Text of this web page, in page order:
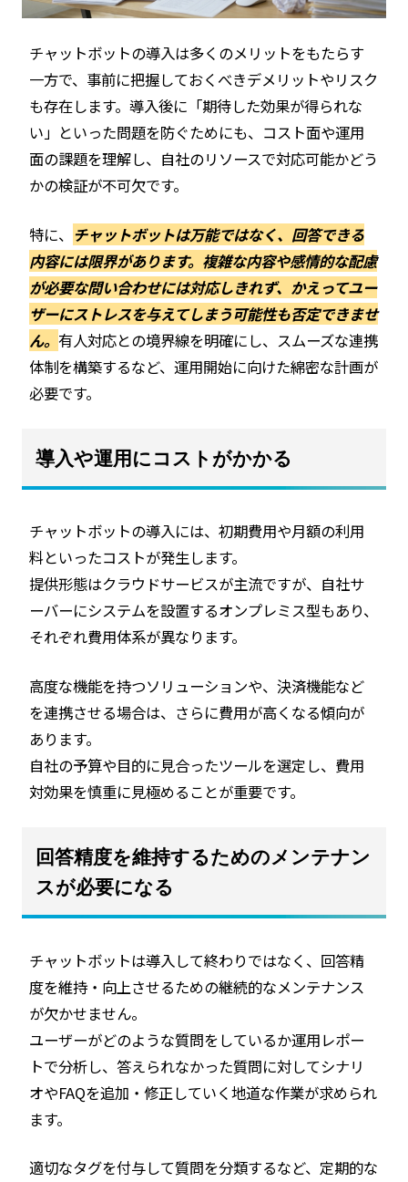
チャットボットの導入は多くのメリットをもたらす
一方で、事前に把握しておくべきデメリットやリスク
も存在します。導入後に「期待した効果が得られな
い」といった問題を防ぐためにも、コスト面や運用
面の課題を理解し、自社のリソースで対応可能かどう
かの検証が不可欠です。
特に、 チャットボットは万能ではなく、回答できる
内容には限界があります。複雑な内容や感情的な配慮
が必要な問い合わせには対応しきれず、かえってユー
ザーにストレスを与えてしまう可能性も否定できませ
ん。有人対応との境界線を明確にし、スムーズな連携
体制を構築するなど、運用開始に向けた綿密な計画が
必要です。
導入や運用にコストがかかる
チャットボットの導入には、初期費用や月額の利用
料といったコストが発生します。
提供形態はクラウドサービスが主流ですが、自社サ
ーバーにシステムを設置するオンプレミス型もあり、
それぞれ費用体系が異なります。
高度な機能を持つソリューションや、決済機能など
を連携させる場合は、さらに費用が高くなる傾向が
あります。
自社の予算や目的に見合ったツールを選定し、費用
対効果を慎重に見極めることが重要です。
回答精度を維持するためのメンテナン
スが必要になる
チャットボットは導入して終わりではなく、回答精
度を維持・向上させるための継続的なメンテナンス
が欠かせません。
ユーザーがどのような質問をしているか運用レポー
トで分析し、答えられなかった質問に対してシナリ
オやFAQを追加・修正していく地道な作業が求められ
ます。
適切なタグを付与して質問を分類するなど、定期的な